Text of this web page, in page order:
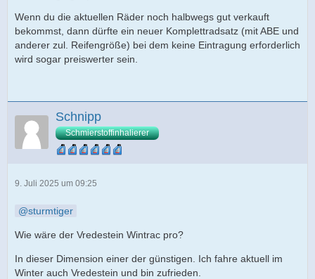
Wenn du die aktuellen Räder noch halbwegs gut verkauft
bekommst, dann dürfte ein neuer Komplettradsatz (mit ABE und
anderer zul. Reifengröße) bei dem keine Eintragung erforderlich
wird sogar preiswerter sein.
Schnipp
Schmierstoffinhalierer
9. Juli 2025 um 09:25
sturmtiger
Wie wäre der Vredestein Wintrac pro?
In dieser Dimension einer der günstigen. Ich fahre aktuell im
Winter auch Vredestein und bin zufrieden.